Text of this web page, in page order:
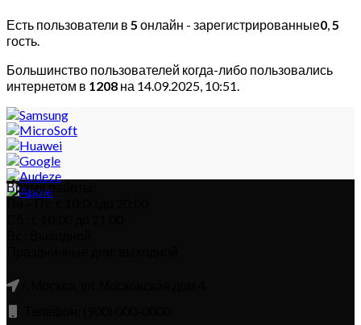
Есть пользователи в 5 онлайн - зарегистрированные0,5
гость.
Большинство пользователей когда-либо пользовались
интернетом в 1208 на 14.09.2025, 10:51.
Время работы:
Пн – Пт: с 10:00 до 20:00